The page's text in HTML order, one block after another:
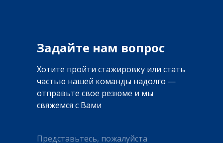
Задайте нам вопрос
Хотите пройти стажировку или стать
частью нашей команды надолго —
отправьте свое резюме и мы
свяжемся с Вами